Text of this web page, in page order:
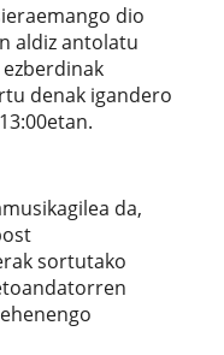
dio
aldiz antolatu
denak igandero
da,
sortutako